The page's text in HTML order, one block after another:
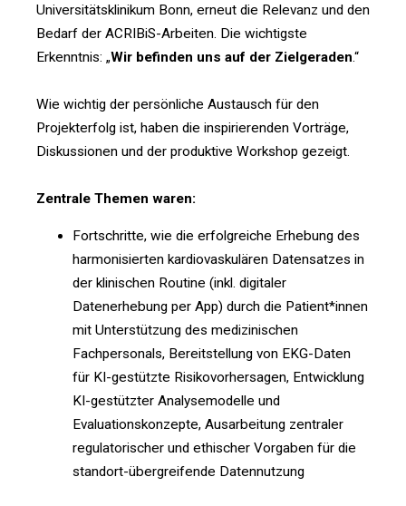
Universitätsklinikum Bonn, erneut die Relevanz und den
Bedarf der ACRIBiS-Arbeiten. Die wichtigste
Erkenntnis: „Wir befinden uns auf der Zielgeraden.“
Wie wichtig der persönliche Austausch für den
Projekterfolg ist, haben die inspirierenden Vorträge,
Diskussionen und der produktive Workshop gezeigt.
Zentrale Themen waren:
Fortschritte, wie die erfolgreiche Erhebung des
harmonisierten kardiovaskulären Datensatzes in
der klinischen Routine (inkl. digitaler
Datenerhebung per App) durch die Patient*innen
mit Unterstützung des medizinischen
Fachpersonals, Bereitstellung von EKG-Daten
für KI-gestützte Risikovorhersagen, Entwicklung
KI-gestützter Analysemodelle und
Evaluationskonzepte, Ausarbeitung zentraler
regulatorischer und ethischer Vorgaben für die
standort-übergreifende Datennutzung